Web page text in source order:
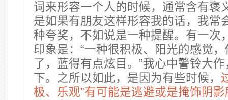
词来形容一个人的时候，通常含有褒
是如果有朋友这样形容我的话，我常
种夸奖，不如说是一种提醒。有一次
印象是：“一种很积极、阳光的感觉
了，蓝得有点炫目。”我心中警铃大
下。之所以如此，是因为有些时候，
极、乐观”有可能是逃避或是掩饰阴